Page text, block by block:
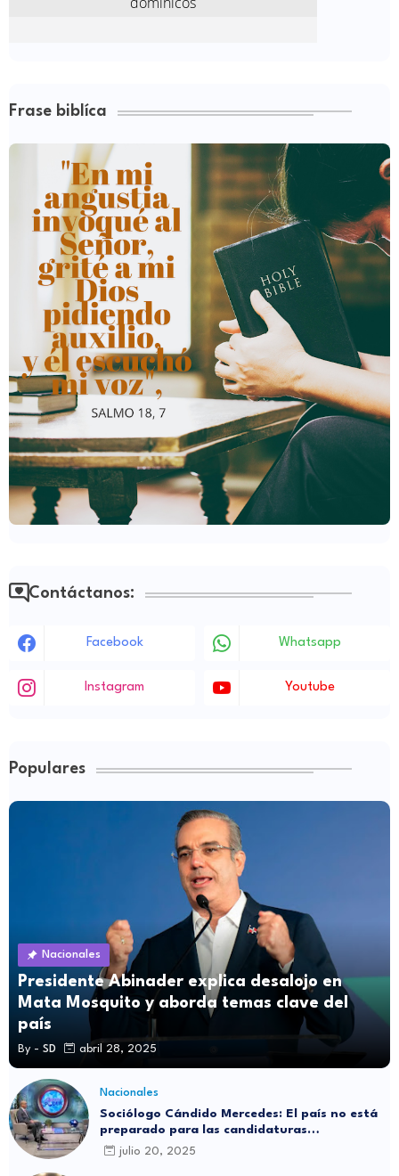
Frase biblíca
Contáctanos:
Facebook Whatsapp
Instagram Youtube
Populares
Nacionales
Presidente Abinader explica desalojo en
Mata Mosquito y aborda temas clave del
país
By - SD abril 28, 2025
Nacionales
Sociólogo Cándido Mercedes: El país no está
preparado para las candidaturas
independientes
julio 20, 2025